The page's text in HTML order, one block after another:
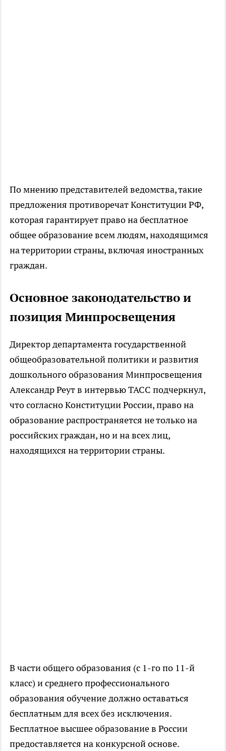
По мнению представителей ведомства, такие
предложения противоречат Конституции РФ,
которая гарантирует право на бесплатное
общее образование всем людям, находящимся
на территории страны, включая иностранных
граждан.
Основное законодательство и
позиция Минпросвещения
Директор департамента государственной
общеобразовательной политики и развития
дошкольного образования Минпросвещения
Александр Реут в интервью ТАСС подчеркнул,
что согласно Конституции России, право на
образование распространяется не только на
российских граждан, но и на всех лиц,
находящихся на территории страны.
В части общего образования (с 1-го по 11-й
класс) и среднего профессионального
образования обучение должно оставаться
бесплатным для всех без исключения.
Бесплатное высшее образование в России
предоставляется на конкурсной основе.